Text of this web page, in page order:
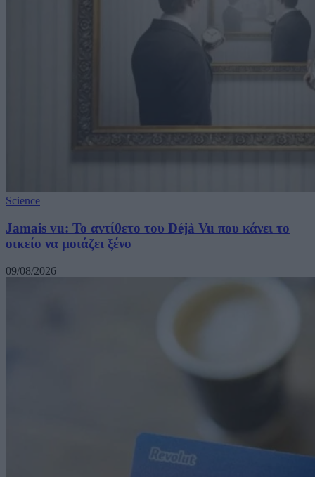
Science
Jamais vu: Το αντίθετο του Déjà Vu που κάνει το
οικείο να μοιάζει ξένο
09/08/2026